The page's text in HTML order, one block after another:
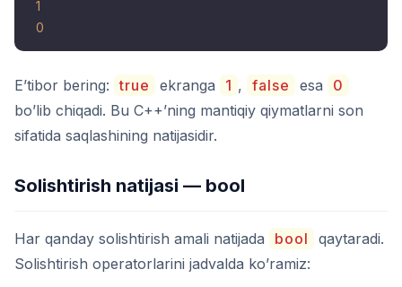
1
0
E’tibor bering: true ekranga 1 , false esa
0
bo’lib chiqadi. Bu C++’ning mantiqiy qiymatlarni son
sifatida saqlashining natijasidir.
Solishtirish natijasi — bool
Har qanday solishtirish amali natijada bool
qaytaradi.
Solishtirish operatorlarini jadvalda ko’ramiz: